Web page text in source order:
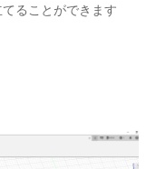
ることができます